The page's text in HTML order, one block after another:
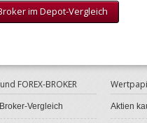
im Depot-Vergleich
FOREX-BROKER
Vergleich Aktien